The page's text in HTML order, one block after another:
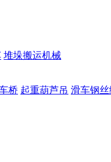
堆垛搬运机械
桥 起重葫芦吊 滑车钢丝